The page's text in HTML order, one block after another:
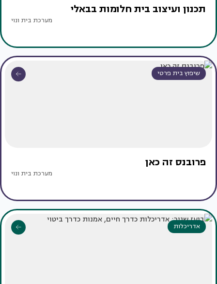
תכנון ועיצוב בית חלומות בבאלי
מערכת בית ונוי
שיפוץ בית פרטי
פרובנס זה כאן
מערכת בית ונוי
אדריכלות